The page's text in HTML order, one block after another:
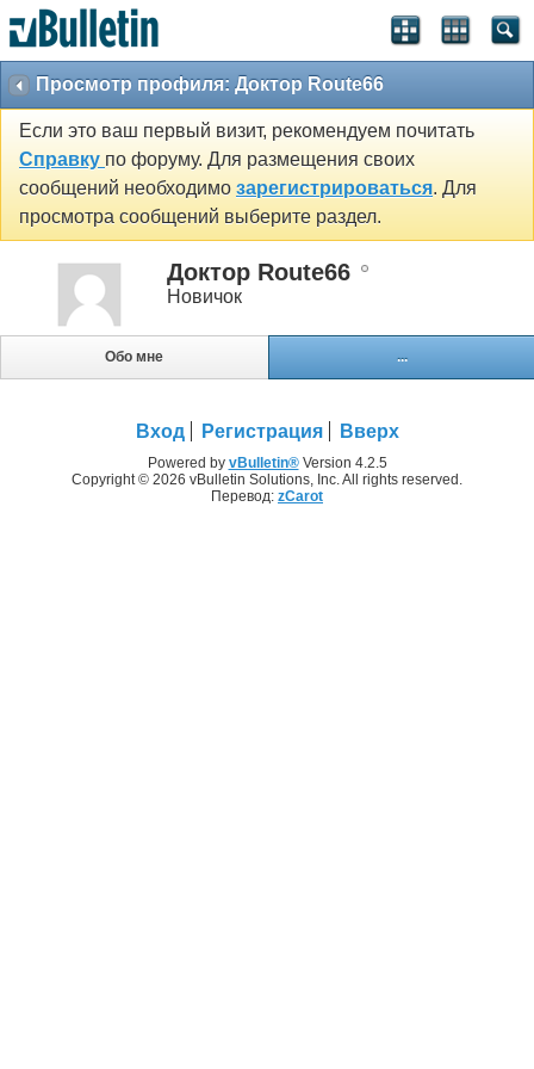
Просмотр профиля: Доктор Route66
Если это ваш первый визит, рекомендуем почитать
Справку по форуму. Для размещения своих
сообщений необходимо зарегистрироваться. Для
просмотра сообщений выберите раздел.
Доктор Route66
Новичок
Обо мне ...
Вход Регистрация Вверх
Powered by vBulletin®Version 4.2.5
Copyright © 2026 vBulletin Solutions, Inc. All rights reserved.
Перевод: zCarot